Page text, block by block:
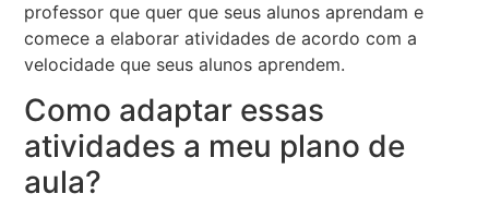
professor que quer que seus alunos aprendam e
comece a elaborar atividades de acordo com a
velocidade que seus alunos aprendem.
Como adaptar essas
atividades a meu plano de
aula?